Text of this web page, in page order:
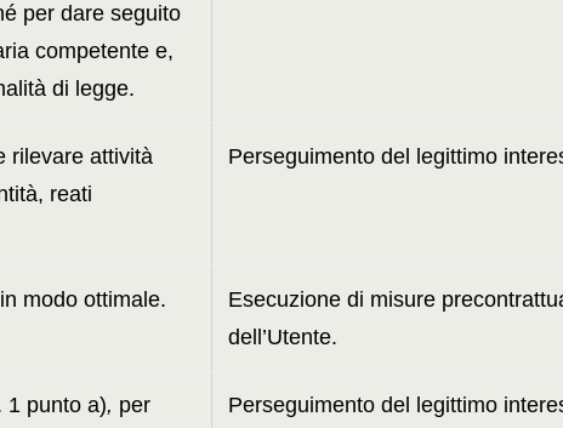
per dare seguito
competente e,
di legge.
rilevare attività
reati
Perseguimento del legittimo
modo ottimale.
Esecuzione di misure
dell’Utente.
1 punto a), per
Perseguimento del legittimo